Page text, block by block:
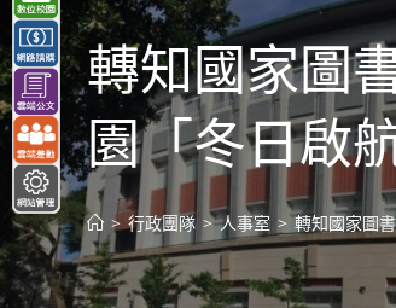
容
轉知國家圖
園「冬日啟
> 行政團隊 > 人事室 > 轉知國家圖